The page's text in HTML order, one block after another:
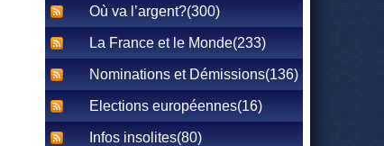
Où va l’argent?(300)
La France et le Monde(233)
Nominations et Démissions(136)
Elections européennes(16)
Infos insolites(80)